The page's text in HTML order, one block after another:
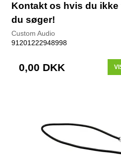
Kontakt os hvis du
du søger!
Custom Audio
91201222948998
0,00 DKK